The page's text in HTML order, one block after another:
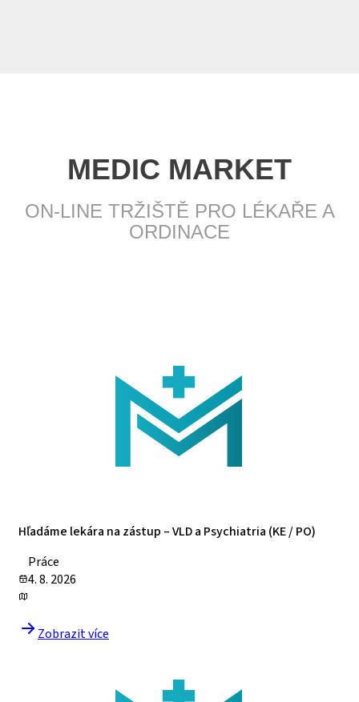
MEDIC MARKET
ON-LINE TRŽIŠTĚ PRO LÉKAŘE A
ORDINACE